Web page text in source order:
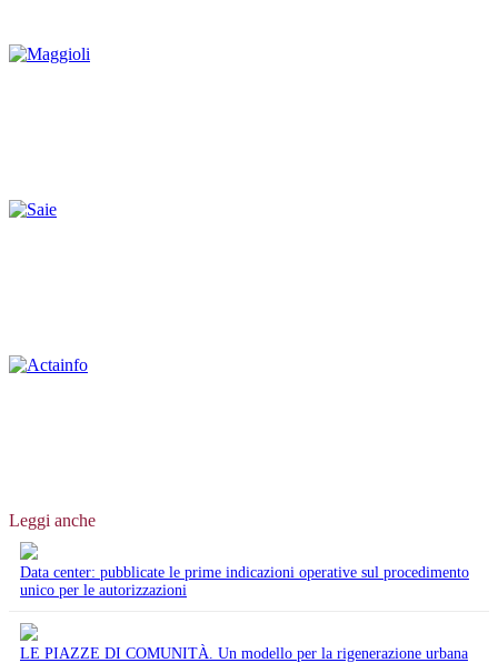
Leggi anche
Data center: pubblicate le prime indicazioni operative sul procedimento
unico per le autorizzazioni
LE PIAZZE DI COMUNITÀ. Un modello per la rigenerazione urbana